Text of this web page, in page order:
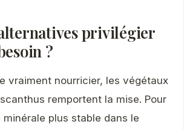
privilégier
?
vraiment nourricier, les végétaux
remportent la mise. Pour
plus stable dans le